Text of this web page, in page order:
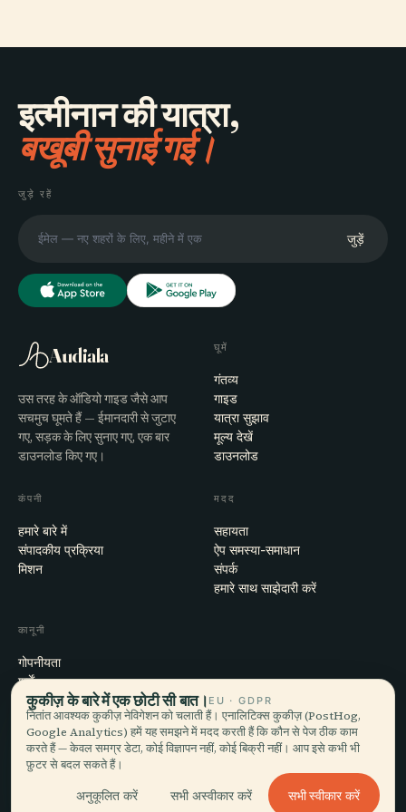
इत्मीनान की यात्रा,
बखूबी सुनाई गई।
जुड़े रहें
जुड़ें
Audiala
उस तरह के ऑडियो गाइड जैसे आप
सचमुच घूमते हैं — ईमानदारी से जुटाए
गए, सड़क के लिए सुनाए गए, एक बार
डाउनलोड किए गए।
घूमें
गंतव्य
गाइड
यात्रा सुझाव
मूल्य देखें
डाउनलोड
कंपनी
हमारे बारे में
संपादकीय प्रक्रिया
मिशन
मदद
सहायता
ऐप समस्या-समाधान
संपर्क
हमारे साथ साझेदारी करें
कानूनी
गोपनीयता
शर्तें
कुकी सेटिंग्स
खाता हटाएँ
© 2026 Audiala · मोर्ज, स्विट्ज़रलैंड में बना, सफ़र पर और बादलों में
iOS · Android · Web
EN · FR · DE · ES · IT · PT · JA · ZH · HI · RU · CS · AR
कुकीज़ के बारे में एक छोटी सी बात। EU · GDPR
नितांत आवश्यक कुकीज़ नेविगेशन को चलाती हैं। एनालिटिक्स कुकीज़ (PostHog,
Google Analytics) हमें यह समझने में मदद करती हैं कि कौन से पेज ठीक काम
करते हैं — केवल समग्र डेटा, कोई विज्ञापन नहीं, कोई बिक्री नहीं। आप इसे कभी भी
फ़ुटर से बदल सकते हैं।
अनुकूलित करें सभी अस्वीकार करें सभी स्वीकार करें